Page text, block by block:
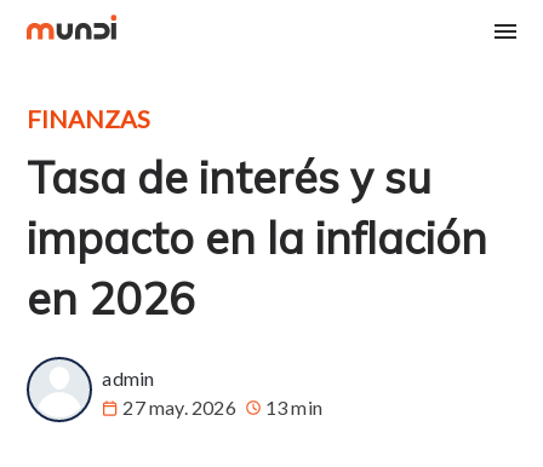
FINANZAS
Tasa de interés y su
impacto en la inflación
en 2026
admin
27 may. 2026
13 min